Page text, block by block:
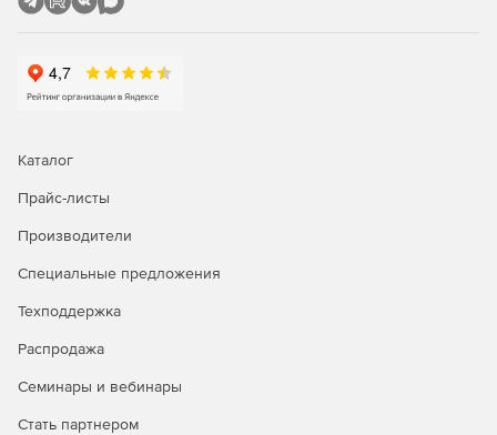
Генерация конструкций общего назначения с учетом
Железобетонные конструкции
болтовых и сварных соединений.
соединений, пользовательских параметрических узлов.
Каталог
Прайс-листы
Производители
Специальные предложения
Техподдержка
Распродажа
Семинары и вебинары
Стать партнером